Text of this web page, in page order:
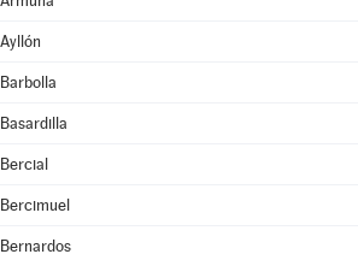
Ayllón
Barbolla
Basardilla
Bercial
Bercimuel
Bernardos